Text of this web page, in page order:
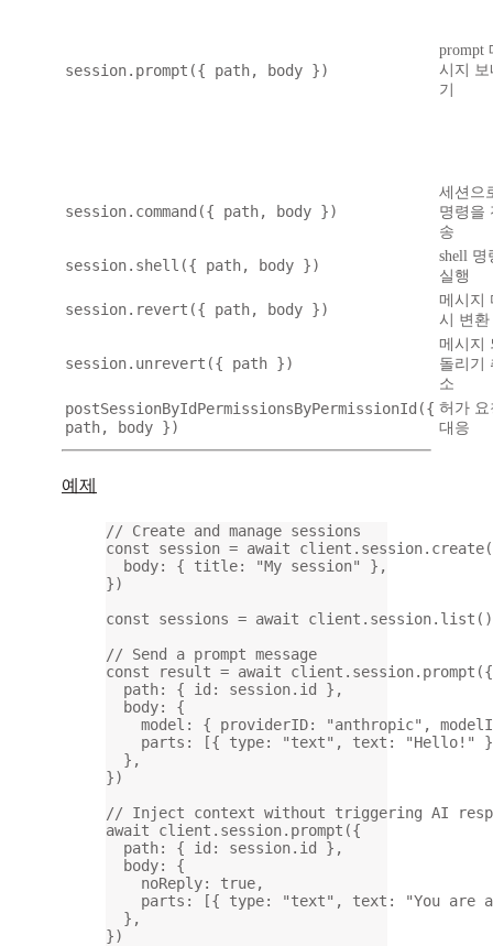
session.prompt({ path, body })
prompt
시지 보
기
session.command({ path, body })
세션으
명령을
송
session.shell({ path, body })
shell 명
실행
session.revert({ path, body })
메시지
시 변환
session.unrevert({ path })
메시지
돌리기
소
postSessionByIdPermissionsByPermissionId({
path, body })
허가 요
대응
예제
// Create and manage sessions
const
session = await client.session. create
body: { title:
"My session"
},
})
const
sessions = await client.session. list ()
// Send a prompt message
const
result = await client.session. prompt ({
path: { id: session.id },
body: {
model: { providerID:
"anthropic" ,
parts: [{ type:
"text" , text: "Hello!"
},
})
// Inject context without triggering AI
await client.session. prompt ({
path: { id: session.id },
body: {
noReply: true,
parts: [{ type:
"text" , text:
"You are
},
})